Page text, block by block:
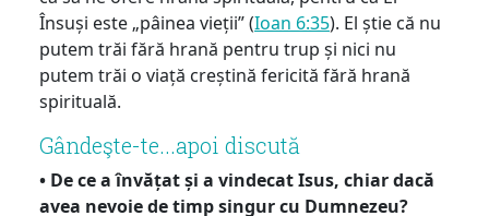
Însuși este „pâinea vieții” (Ioan 6:35). El știe că nu
putem trăi fără hrană pentru trup și nici nu
putem trăi o viață creștină fericită fără hrană
spirituală.
Gândeşte-te...apoi discută
• De ce a învățat și a vindecat Isus, chiar dacă
avea nevoie de timp singur cu Dumnezeu?